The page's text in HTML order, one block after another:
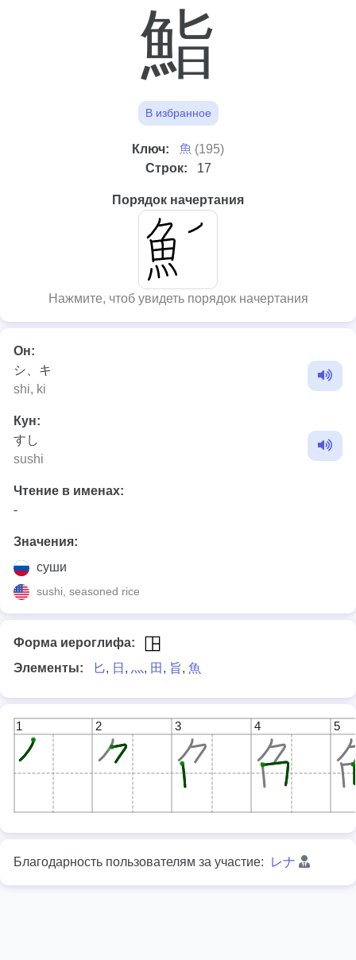
鮨
В избранное
Ключ: ⿂ (195)
Строк:
17
Порядок начертания
Нажмите, чтоб увидеть порядок начертания
Он:
シ、キ
shi, ki
Кун:
すし
sushi
Чтение в именах:
-
Значения:
суши
sushi, seasoned rice
Форма иероглифа:
Элементы:
匕, 日 , 灬, 田 , 旨, 魚
1 2 3 4 5
Благодарность пользователям за участие: レナ